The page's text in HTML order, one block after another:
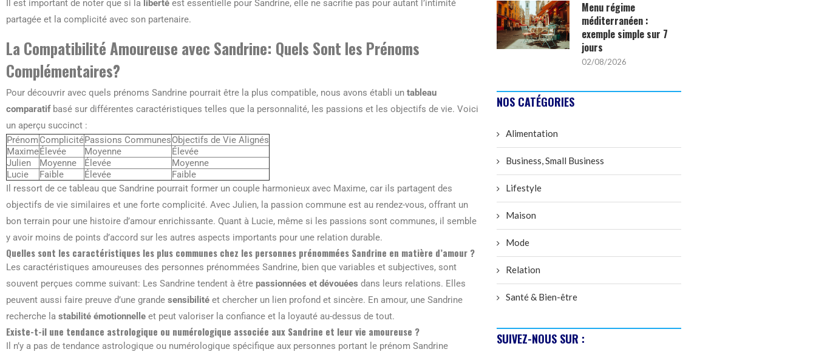
Il est important de noter que si la liberté est essentielle pour Sandrine, elle ne sacrifie pas pour autant l’intimité
partagée et la complicité avec son partenaire.
La Compatibilité Amoureuse avec Sandrine: Quels Sont les Prénoms
Complémentaires?
Pour découvrir avec quels prénoms Sandrine pourrait être la plus compatible, nous avons établi un tableau
comparatifbasé sur différentes caractéristiques telles que la personnalité, les passions et les objectifs de vie. Voici
un aperçu succinct :
Prénom ComplicitéPassions CommunesObjectifs de Vie Alignés
MaximeÉlevée Moyenne
Élevée
Julien
Moyenne Élevée
Moyenne
Lucie
Faible Élevée
Faible
Il ressort de ce tableau que Sandrine pourrait former un couple harmonieux avec Maxime, car ils partagent des
objectifs de vie similaires et une forte complicité. Avec Julien, la passion commune est au rendez-vous, offrant un
bon terrain pour une histoire d’amour enrichissante. Quant à Lucie, même si les passions sont communes, il semble
y avoir moins de points d’accord sur les autres aspects importants pour une relation durable.
Quelles sont les caractéristiques les plus communes chez les personnes prénommées Sandrine en matière d’amour ?
Les caractéristiques amoureuses des personnes prénommées Sandrine, bien que variables et subjectives, sont
souvent perçues comme suivant: Les Sandrine tendent à être passionnées et dévouées dans leurs relations. Elles
peuvent aussi faire preuve d’une grande sensibilité et chercher un lien profond et sincère. En amour, une Sandrine
recherche la stabilité émotionnelle et peut valoriser la confiance et la loyauté au-dessus de tout.
Existe-t-il une tendance astrologique ou numérologique associée aux Sandrine et leur vie amoureuse ?
Il n’y a pas de tendance astrologique ou numérologique spécifique aux personnes portant le prénom Sandrine
Menu régime
méditerranéen :
exemple simple sur 7
jours
02/08/2026
NOS CATÉGORIES
Alimentation
Business, Small Business
Lifestyle
Maison
Mode
Relation
Santé & Bien-être
SUIVEZ-NOUS SUR :